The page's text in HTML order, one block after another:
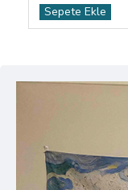
Sepete Ekle